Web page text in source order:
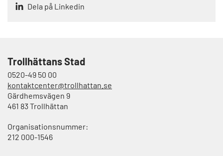
Dela på Linkedin
Trollhättans Stad
0520-49 50 00
kontaktcenter@trollhattan.se
Gärdhemsvägen 9
461 83 Trollhättan
Organisationsnummer:
212 000-1546